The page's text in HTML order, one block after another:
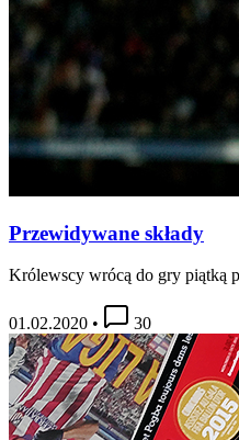
Przewidywane składy
Królewscy wrócą do gry piątką
01.02.2020 • 30